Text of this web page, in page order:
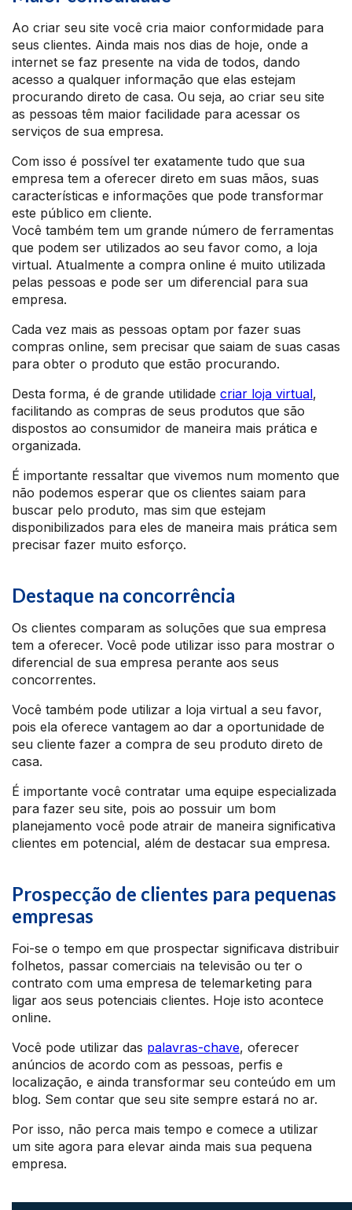
Ao criar seu site você cria maior conformidade para
seus clientes. Ainda mais nos dias de hoje, onde a
internet se faz presente na vida de todos, dando
acesso a qualquer informação que elas estejam
procurando direto de casa. Ou seja, ao criar seu site
as pessoas têm maior facilidade para acessar os
serviços de sua empresa.
Com isso é possível ter exatamente tudo que sua
empresa tem a oferecer direto em suas mãos, suas
características e informações que pode transformar
este público em cliente.
Você também tem um grande número de ferramentas
que podem ser utilizados ao seu favor como, a loja
virtual. Atualmente a compra online é muito utilizada
pelas pessoas e pode ser um diferencial para sua
empresa.
Cada vez mais as pessoas optam por fazer suas
compras online, sem precisar que saiam de suas casas
para obter o produto que estão procurando.
Desta forma, é de grande utilidade criar loja virtual,
facilitando as compras de seus produtos que são
dispostos ao consumidor de maneira mais prática e
organizada.
É importante ressaltar que vivemos num momento que
não podemos esperar que os clientes saiam para
buscar pelo produto, mas sim que estejam
disponibilizados para eles de maneira mais prática sem
precisar fazer muito esforço.
Destaque na concorrência
Os clientes comparam as soluções que sua empresa
tem a oferecer. Você pode utilizar isso para mostrar o
diferencial de sua empresa perante aos seus
concorrentes.
Você também pode utilizar a loja virtual a seu favor,
pois ela oferece vantagem ao dar a oportunidade de
seu cliente fazer a compra de seu produto direto de
casa.
É importante você contratar uma equipe especializada
para fazer seu site, pois ao possuir um bom
planejamento você pode atrair de maneira significativa
clientes em potencial, além de destacar sua empresa.
Prospecção de clientes para pequenas
empresas
Foi-se o tempo em que prospectar significava distribuir
folhetos, passar comerciais na televisão ou ter o
contrato com uma empresa de telemarketing para
ligar aos seus potenciais clientes. Hoje isto acontece
online.
Você pode utilizar das palavras-chave, oferecer
anúncios de acordo com as pessoas, perfis e
localização, e ainda transformar seu conteúdo em um
blog. Sem contar que seu site sempre estará no ar.
Por isso, não perca mais tempo e comece a utilizar
um site agora para elevar ainda mais sua pequena
empresa.